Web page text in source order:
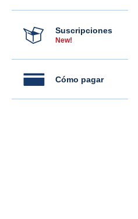
Suscripciones
New!
Cómo pagar